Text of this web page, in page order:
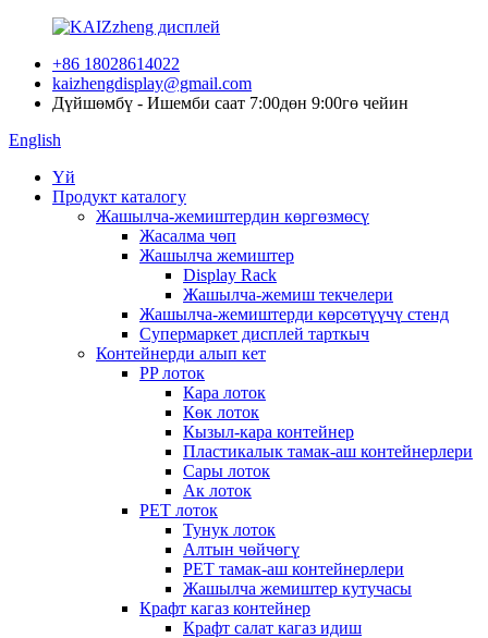
+86 18028614022
kaizhengdisplay@gmail.com
Дүйшөмбү - Ишемби саат 7:00дөн 9:00гө чейин
English
Үй
Продукт каталогу
Жашылча-жемиштердин көргөзмөсү
Жасалма чөп
Жашылча жемиштер
Display Rack
Жашылча-жемиш текчелери
Жашылча-жемиштерди көрсөтүүчү стенд
Супермаркет дисплей тарткыч
Контейнерди алып кет
PP лоток
Кара лоток
Көк лоток
Кызыл-кара контейнер
Пластикалык тамак-аш контейнерлери
Сары лоток
Ак лоток
PET лоток
Тунук лоток
Алтын чөйчөгү
PET тамак-аш контейнерлери
Жашылча жемиштер кутучасы
Крафт кагаз контейнер
Крафт салат кагаз идиш